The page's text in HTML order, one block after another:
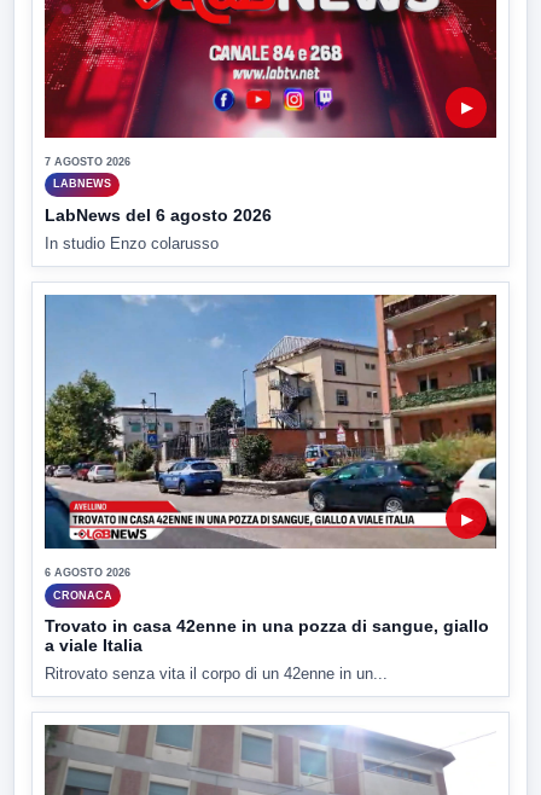
▶
7 AGOSTO 2026
LABNEWS
LabNews del 6 agosto 2026
In studio Enzo colarusso
▶
6 AGOSTO 2026
CRONACA
Trovato in casa 42enne in una pozza di sangue, giallo
a viale Italia
Ritrovato senza vita il corpo di un 42enne in un...